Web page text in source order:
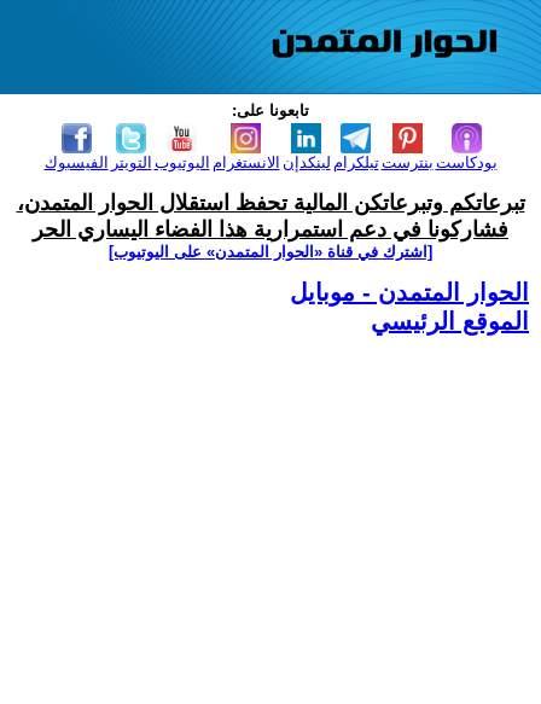
تابعونا على:
الفيسبوك التويتر اليوتيوب الانستغرام لينكدإن تيلكرامبنترست بودكاست
تبرعاتكم وتبرعاتكن المالية تحفظ استقلال الحوار المتمدن،
فشاركونا في دعم استمرارية هذا الفضاء اليساري الحر
[اشترك في قناة ‫«الحوار المتمدن» على اليوتيوب]
الحوار المتمدن - موبايل
الموقع الرئيسي